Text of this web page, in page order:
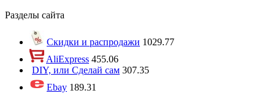
Разделы сайта
Скидки и распродажи 1029.77
AliExpress 455.06
DIY, или Сделай сам 307.35
Ebay 189.31